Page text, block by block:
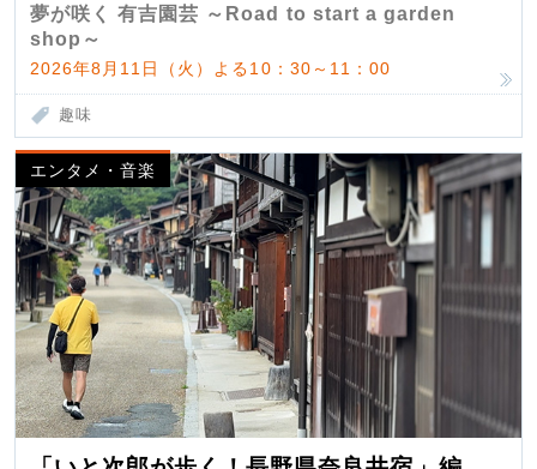
夢が咲く 有吉園芸 ～Road to start a garden
shop～
2026年8月11日（火）よる10：30～11：00
趣味
エンタメ・音楽